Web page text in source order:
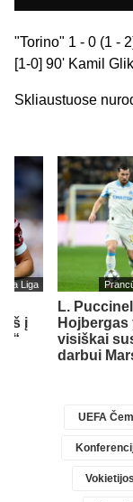
"Torino" 1 - 0 (1 -
[1-0] 90' Kamil Glik
Skliaustuose
La Liga
į
L.
Hojbergas
visiškai
darbui
UEFA